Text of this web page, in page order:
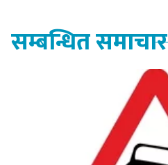
सम्बन्धित समाचार